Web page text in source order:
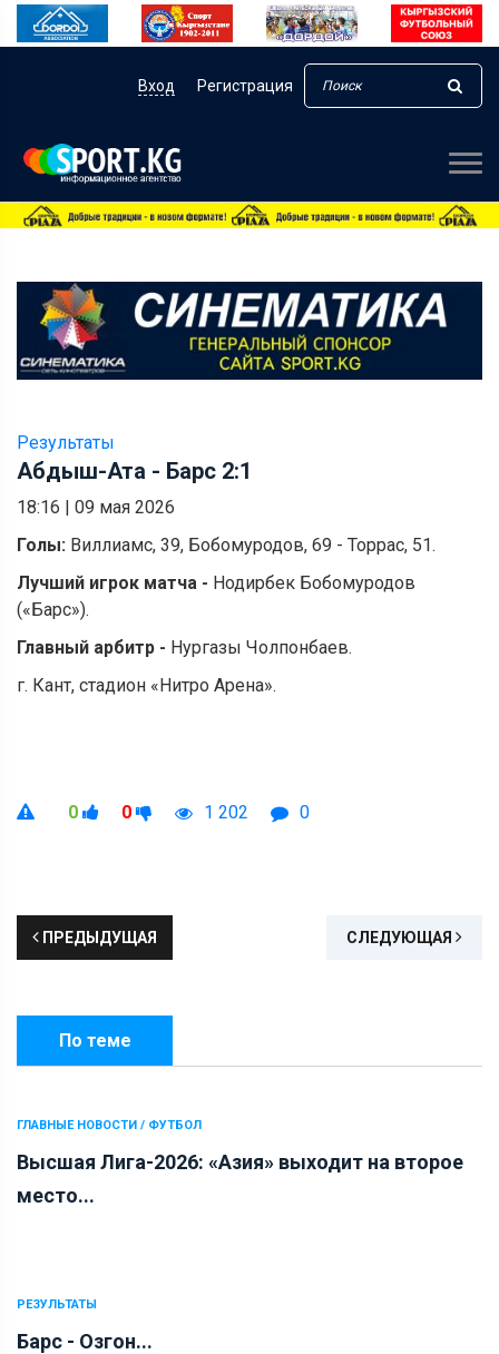
Вход Регистрация
Результаты
Абдыш-Ата - Барс 2:1
18:16 | 09 мая 2026
Голы: Виллиамс, 39, Бобомуродов, 69 - Торрас, 51.
Лучший игрок матча - Нодирбек Бобомуродов
(«Барс»).
Главный арбитр - Нургазы Чолпонбаев.
г. Кант, стадион «Нитро Арена».
0 0 1 202 0
ПРЕДЫДУЩАЯ СЛЕДУЮЩАЯ
По теме
ГЛАВНЫЕ НОВОСТИ / ФУТБОЛ
Высшая Лига-2026: «Азия» выходит на второе
место...
РЕЗУЛЬТАТЫ
Барс - Озгон...